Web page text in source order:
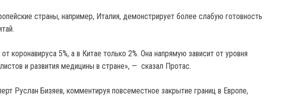
страны, например, Италия, демонстрирует более слабую готовность
коронавируса 5%, а в Китае только 2%. Она напрямую зависит от уровня
и развития медицины в стране», — сказал Протас.
Руслан Бизяев, комментируя повсеместное закрытие границ в Европе,